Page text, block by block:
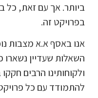
ביותר. אך עם זאת, כל
בפרויקט זה.
אנו באסף א.א מצבות
השאלות שעדיין נשארו
ולקוחותינו הרבים
להתמודד עם כל